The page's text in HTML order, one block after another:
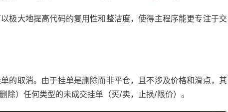
", Error: ", GetLastError()); // 可选的调试信息
极大地提高代码的复用性和整洁度，使得主程序能更专注于交
的取消。由于挂单是删除而非平仓，且不涉及价格和滑点，其
除）任何类型的未成交挂单（买/卖，止损/限价）。